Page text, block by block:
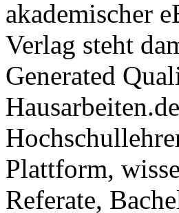
akademischer
Verlag steht
Generated
Plattform,
Referate,